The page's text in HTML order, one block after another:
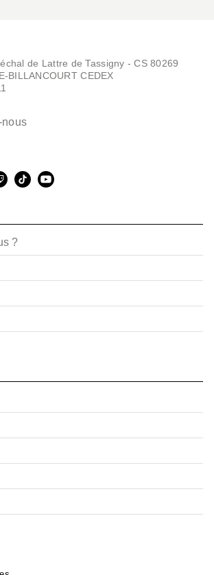
de Lattre de Tassigny - CS 80269
BILLANCOURT CEDEX
nous
?